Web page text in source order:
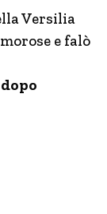
Versilia
e falò